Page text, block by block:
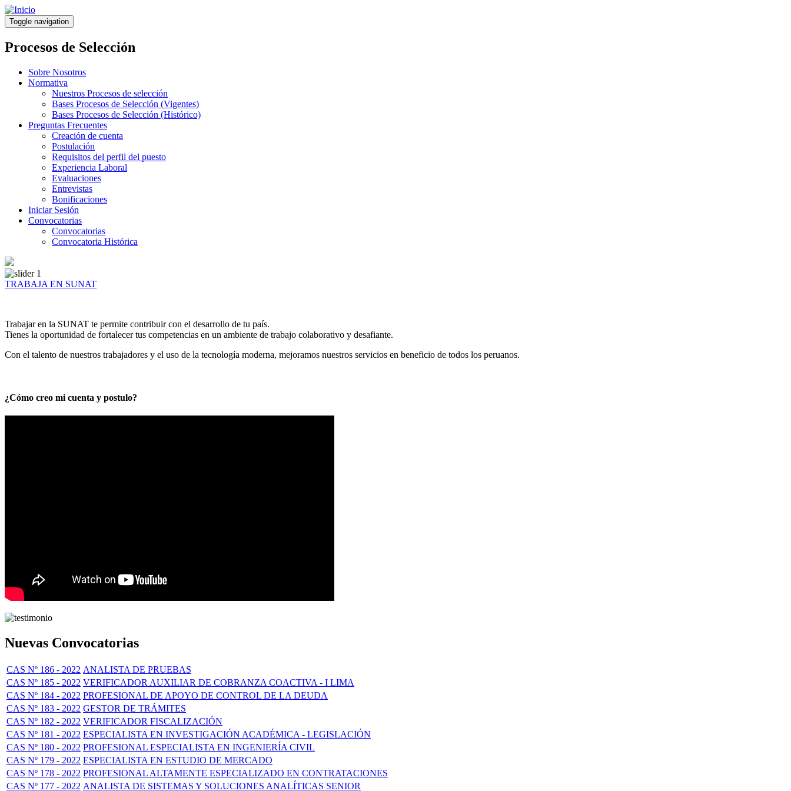
Pasar
al
contenido
principal
Toggle navigation
Procesos de Selección
Sobre Nosotros
Normativa
Nuestros Procesos de selección
Bases Procesos de Selección (Vigentes)
Bases Procesos de Selección (Histórico)
Preguntas Frecuentes
Creación de cuenta
Postulación
Requisitos del perfil del puesto
Experiencia Laboral
Evaluaciones
Entrevistas
Bonificaciones
Iniciar Sesión
Convocatorias
Convocatorias
Convocatoria Histórica
TRABAJA EN SUNAT
Trabajar en la SUNAT te permite contribuir con el desarrollo de tu país.
Tienes la oportunidad de fortalecer tus competencias en un ambiente de trabajo colaborativo y desafiante.
Con el talento de nuestros trabajadores y el uso de la tecnología moderna, mejoramos nuestros servicios en beneficio de todos los peruanos.
¿Cómo creo mi cuenta y postulo?
Nuevas Convocatorias
CAS Nº 186 - 2022 ANALISTA DE PRUEBAS
CAS Nº 185 - 2022 VERIFICADOR AUXILIAR DE COBRANZA COACTIVA - I LIMA
CAS Nº 184 - 2022 PROFESIONAL DE APOYO DE CONTROL DE LA DEUDA
CAS Nº 183 - 2022 GESTOR DE TRÁMITES
CAS Nº 182 - 2022 VERIFICADOR FISCALIZACIÓN
CAS Nº 181 - 2022 ESPECIALISTA EN INVESTIGACIÓN ACADÉMICA - LEGISLACIÓN
CAS Nº 180 - 2022 PROFESIONAL ESPECIALISTA EN INGENIERÍA CIVIL
CAS Nº 179 - 2022 ESPECIALISTA EN ESTUDIO DE MERCADO
CAS Nº 178 - 2022 PROFESIONAL ALTAMENTE ESPECIALIZADO EN CONTRATACIONES
CAS Nº 177 - 2022 ANALISTA DE SISTEMAS Y SOLUCIONES ANALÍTICAS SENIOR